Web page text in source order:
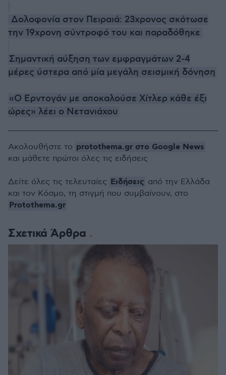
Δολοφονία στον Πειραιά: 23χρονος σκότωσε
την 19χρονη σύντροφό του και παραδόθηκε
Σημαντική αύξηση των εμφραγμάτων 2-4
μέρες ύστερα από μία μεγάλη σεισμική δόνηση
«Ο Ερντογάν με αποκαλούσε Χίτλερ κάθε έξι
ώρες» λέει ο Νετανιάχου
Σχετικά Άρθρα
Ακολουθήστε το protothema.gr στο Google News
και μάθετε πρώτοι όλες τις ειδήσεις
Δείτε όλες τις τελευταίες Ειδήσεις από την Ελλάδα
και τον Κόσμο, τη στιγμή που συμβαίνουν, στο
Protothema.gr